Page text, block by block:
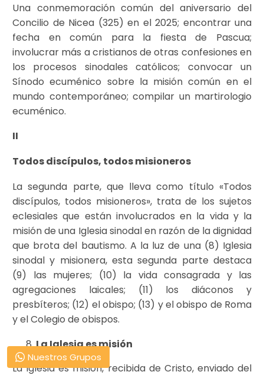
Una conmemoración común del aniversario del
Concilio de Nicea (325) en el 2025; encontrar una
fecha en común para la fiesta de Pascua;
involucrar más a cristianos de otras confesiones en
los procesos sinodales católicos; convocar un
Sínodo ecuménico sobre la misión común en el
mundo contemporáneo; compilar un martirologio
ecuménico.
II
Todos discípulos, todos misioneros
La segunda parte, que lleva como título «Todos
discípulos, todos misioneros», trata de los sujetos
eclesiales que están involucrados en la vida y la
misión de una Iglesia sinodal en razón de la dignidad
que brota del bautismo. A la luz de una (8) Iglesia
sinodal y misionera, esta segunda parte destaca
(9) las mujeres; (10) la vida consagrada y las
agregaciones laicales; (11) los diáconos y
presbíteros; (12) el obispo; (13) y el obispo de Roma
y el Colegio de obispos.
La Iglesia es misión
La Iglesia es misión, recibida de Cristo, enviado del
Nuestros Grupos